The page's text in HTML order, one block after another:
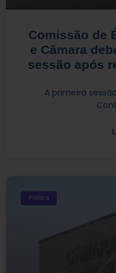
Comissão de
e Câmara
sessão após
A primeira
Política